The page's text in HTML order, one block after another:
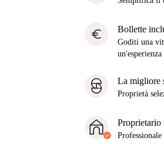
euro Bollette
Goditi una
La migliore
Proprietà
Professionale